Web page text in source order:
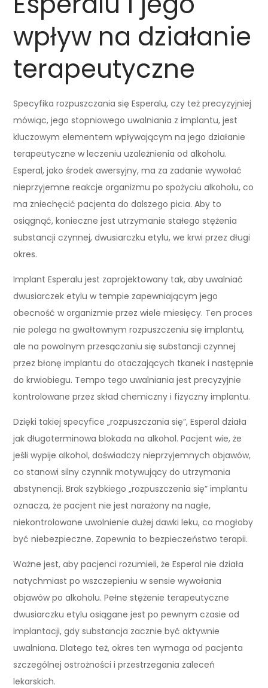
wpływ na działanie
terapeutyczne
Specyfika rozpuszczania się Esperalu, czy też precyzyjniej
mówiąc, jego stopniowego uwalniania z implantu, jest
kluczowym elementem wpływającym na jego działanie
terapeutyczne w leczeniu uzależnienia od alkoholu.
Esperal, jako środek awersyjny, ma za zadanie wywołać
nieprzyjemne reakcje organizmu po spożyciu alkoholu, co
ma zniechęcić pacjenta do dalszego picia. Aby to
osiągnąć, konieczne jest utrzymanie stałego stężenia
substancji czynnej, dwusiarczku etylu, we krwi przez długi
okres.
Implant Esperalu jest zaprojektowany tak, aby uwalniać
dwusiarczek etylu w tempie zapewniającym jego
obecność w organizmie przez wiele miesięcy. Ten proces
nie polega na gwałtownym rozpuszczeniu się implantu,
ale na powolnym przesączaniu się substancji czynnej
przez błonę implantu do otaczających tkanek i następnie
do krwiobiegu. Tempo tego uwalniania jest precyzyjnie
kontrolowane przez skład chemiczny i fizyczny implantu.
Dzięki takiej specyfice „rozpuszczania się”, Esperal działa
jak długoterminowa blokada na alkohol. Pacjent wie, że
jeśli wypije alkohol, doświadczy nieprzyjemnych objawów,
co stanowi silny czynnik motywujący do utrzymania
abstynencji. Brak szybkiego „rozpuszczenia się” implantu
oznacza, że pacjent nie jest narażony na nagłe,
niekontrolowane uwolnienie dużej dawki leku, co mogłoby
być niebezpieczne. Zapewnia to bezpieczeństwo terapii.
Ważne jest, aby pacjenci rozumieli, że Esperal nie działa
natychmiast po wszczepieniu w sensie wywołania
objawów po alkoholu. Pełne stężenie terapeutyczne
dwusiarczku etylu osiągane jest po pewnym czasie od
implantacji, gdy substancja zacznie być aktywnie
uwalniana. Dlatego też, okres ten wymaga od pacjenta
szczególnej ostrożności i przestrzegania zaleceń
lekarskich.